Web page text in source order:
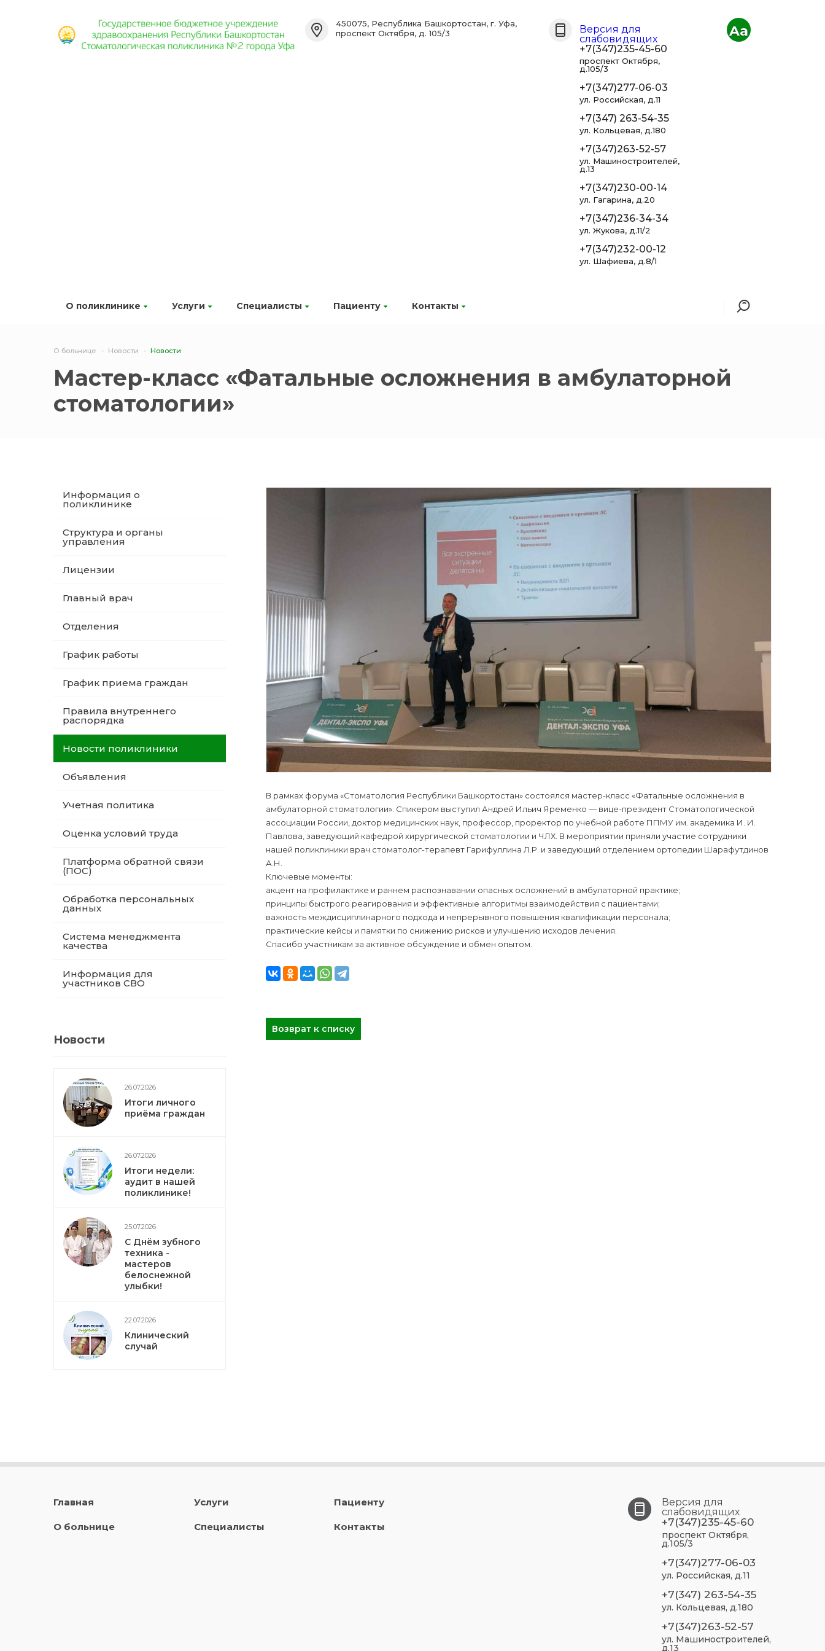
О поликлинике Услуги Специалисты Пациенту Контакты
450075, Республика Башкортостан, г. Уфа,
проспект Октября, д. 105/3
Версия для
слабовидящих
+7(347)235-45-60
проспект Октября,
д.105/3
+7(347)277-06-03
ул. Российская, д.11
+7(347) 263-54-35
ул. Кольцевая, д.180
+7(347)263-52-57
ул. Машиностроителей,
д.13
+7(347)230-00-14
ул. Гагарина, д.20
+7(347)236-34-34
ул. Жукова, д.11/2
+7(347)232-00-12
ул. Шафиева, д.8/1
Aa
О больнице Новости Новости
Мастер-класс «Фатальные осложнения в амбулаторной
стоматологии»
Информация о
поликлинике
Структура и органы
управления
Лицензии
Главный врач
Отделения
График работы
График приема граждан
Правила внутреннего
распорядка
Новости поликлиники
Объявления
Учетная политика
Оценка условий труда
Платформа обратной связи
(ПОС)
Обработка персональных
данных
Система менеджмента
качества
Информация для
участников СВО
Новости
26.07.2026
Итоги личного
приёма граждан
26.07.2026
Итоги недели:
аудит в нашей
поликлинике!
25.07.2026
С Днём зубного
техника -
мастеров
белоснежной
улыбки!
22.07.2026
Клинический
случай
В рамках форума «Стоматология Республики Башкортостан» состоялся мастер-класс «Фатальные осложнения в
амбулаторной стоматологии». Спикером выступил Андрей Ильич Яременко — вице-президент Стоматологической
ассоциации России, доктор медицинских наук, профессор, проректор по учебной работе ППМУ им. академика И. И.
Павлова, заведующий кафедрой хирургической стоматологии и ЧЛХ. В мероприятии приняли участие сотрудники
нашей поликлиники врач стоматолог-терапевт Гарифуллина Л.Р. и заведующий отделением ортопедии Шарафутдинов
А.Н.
Ключевые моменты:
акцент на профилактике и раннем распознавании опасных осложнений в амбулаторной практике;
принципы быстрого реагирования и эффективные алгоритмы взаимодействия с пациентами;
важность междисциплинарного подхода и непрерывного повышения квалификации персонала;
практические кейсы и памятки по снижению рисков и улучшению исходов лечения.
Спасибо участникам за активное обсуждение и обмен опытом.
Возврат к списку
Главная
О больнице
Услуги
Специалисты
Пациенту
Контакты
Версия для
слабовидящих
+7(347)235-45-60
проспект Октября,
д.105/3
+7(347)277-06-03
ул. Российская, д.11
+7(347) 263-54-35
ул. Кольцевая, д.180
+7(347)263-52-57
ул. Машиностроителей,
д.13